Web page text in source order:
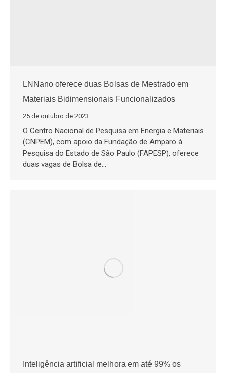
LNNano oferece duas Bolsas de Mestrado em
Materiais Bidimensionais Funcionalizados
25 de outubro de 2023
O Centro Nacional de Pesquisa em Energia e Materiais
(CNPEM), com apoio da Fundação de Amparo à
Pesquisa do Estado de São Paulo (FAPESP), oferece
duas vagas de Bolsa de…
Inteligência artificial melhora em até 99% os